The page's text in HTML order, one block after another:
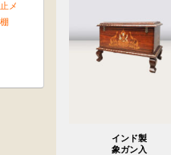
インド製
象ガン入
メ